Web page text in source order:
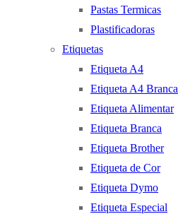
Pastas Termicas
Plastificadoras
Etiquetas
Etiqueta A4
Etiqueta A4 Branca
Etiqueta Alimentar
Etiqueta Branca
Etiqueta Brother
Etiqueta de Cor
Etiqueta Dymo
Etiqueta Especial